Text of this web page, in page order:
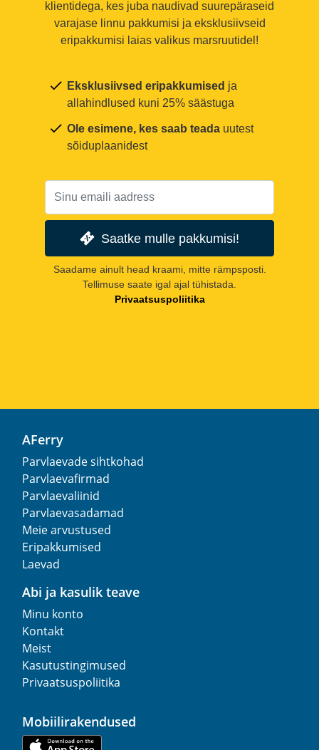
klientidega, kes juba naudivad suurepäraseid
varajase linnu pakkumisi ja eksklusiivseid
eripakkumisi laias valikus marsruutidel!
Eksklusiivsed eripakkumised ja
allahindlused kuni 25% säästuga
Ole esimene, kes saab teada uutest
sõiduplaanidest
Saatke mulle pakkumisi!
Saadame ainult head kraami, mitte rämpsposti.
Tellimuse saate igal ajal tühistada.
Privaatsuspoliitika
AFerry
Parvlaevade sihtkohad
Parvlaevafirmad
Parvlaevaliinid
Parvlaevasadamad
Meie arvustused
Eripakkumised
Laevad
Abi ja kasulik teave
Minu konto
Kontakt
Meist
Kasutustingimused
Privaatsuspoliitika
Mobiilirakendused